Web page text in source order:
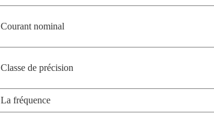
Courant nominal
Classe de précision
La fréquence